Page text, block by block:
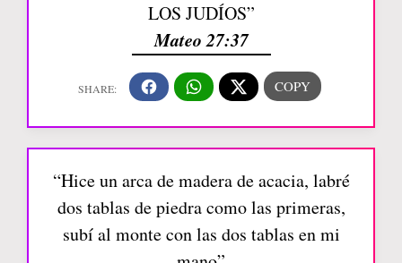
LOS JUDÍOS”
Mateo 27:37
“Hice un arca de madera de acacia, labré
dos tablas de piedra como las primeras,
subí al monte con las dos tablas en mi